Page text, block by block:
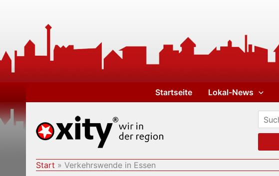
Startseite Lokal-News
Start Verkehrswende in Essen